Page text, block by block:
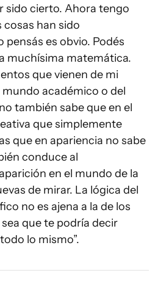
sido cierto. Ahora tengo
cosas han sido
es obvio. Podés
muchísima matemática.
que vienen de mi
académico o del
también sabe que en el
que simplemente
que en apariencia no sabe
conduce al
en el mundo de la
de mirar. La lógica del
no es ajena a la de los
que te podría decir
lo mismo”.